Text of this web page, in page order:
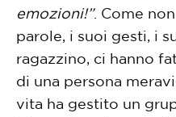
emozioni!”. Come
parole, i suoi gesti, i
ragazzino, ci hanno
di una persona
vita ha gestito un